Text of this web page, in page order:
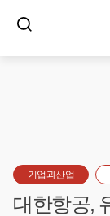
기업과산업
대한항공,